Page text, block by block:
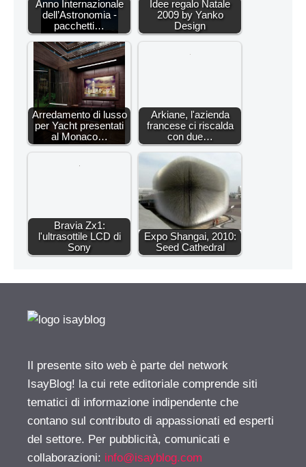
Anno Internazionale
dell’Astronomia -
pacchetti…
Idee regalo Natale
2009 by Yanko
Design
Arredamento di lusso
per Yacht presentati
al Monaco…
Arkiane, l'azienda
francese ci riscalda
con due…
Bravia Zx1:
l'ultrasottile LCD di
Sony
Expo Shangai, 2010:
Seed Cathedral
Il presente sito web è parte del network
IsayBlog! la cui rete editoriale comprende siti
tematici di informazione indipendente che
contano sul contributo di appassionati ed esperti
del settore. Per pubblicità, comunicati e
collaborazioni: info@isayblog.com